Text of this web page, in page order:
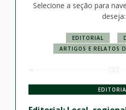
Selecione a seção para
deseja:
EDITORIAL
ARTIGOS E RELATOS